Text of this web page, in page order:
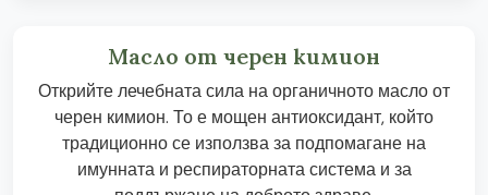
Масло от черен кимион
Открийте лечебната сила на органичното масло от
черен кимион. То е мощен антиоксидант, който
традиционно се използва за подпомагане на
имунната и респираторната система и за